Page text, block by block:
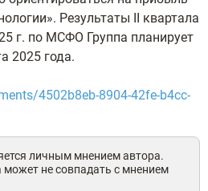
Результаты II квартала
г. по МСФО Группа планирует
2025 года.
4502b8eb-8904-42fe-b4cc-
личным мнением автора.
не совпадать с мнением